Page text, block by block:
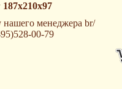
187x210x97
нашего менеджера br/
00-79